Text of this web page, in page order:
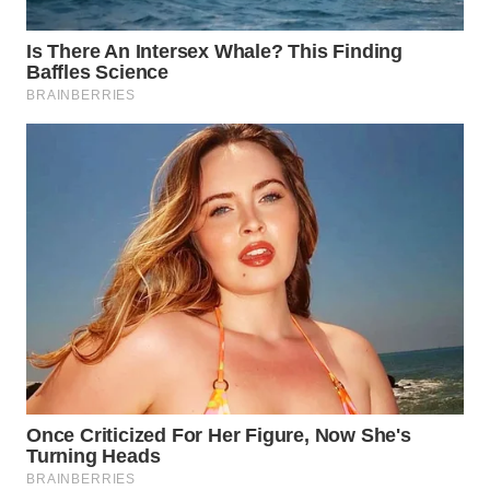
WN
INDRAMAYU
WN
KUNINGAN
WN
SUKABUMI
PURWAKARTA